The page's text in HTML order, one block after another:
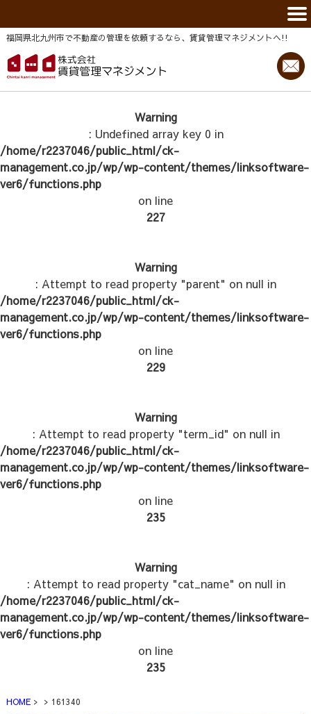
福岡県北九州市で不動産の管理を依頼するなら、賃貸管理マネジメントヘ!!
Warning
: Undefined array key 0 in
/home/r2237046/public_html/ck-
management.co.jp/wp/wp-content/themes/linksoftware-
ver6/functions.php
on line
227
Warning
: Attempt to read property "parent" on null in
/home/r2237046/public_html/ck-
management.co.jp/wp/wp-content/themes/linksoftware-
ver6/functions.php
on line
229
Warning
: Attempt to read property "term_id" on null in
/home/r2237046/public_html/ck-
management.co.jp/wp/wp-content/themes/linksoftware-
ver6/functions.php
on line
235
Warning
: Attempt to read property "cat_name" on null in
/home/r2237046/public_html/ck-
management.co.jp/wp/wp-content/themes/linksoftware-
ver6/functions.php
on line
235
HOME 161340